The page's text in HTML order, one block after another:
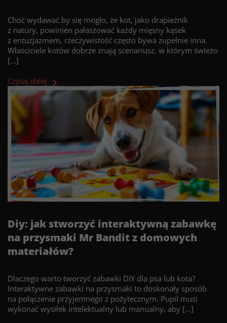
Choć wydawać by się mogło, że kot, jako drapieżnik
z natury, powinien pałaszować każdy mięsny kąsek
z entuzjazmem, rzeczywistość często bywa zupełnie inna.
Właściciele kotów dobrze znają scenariusz, w którym świeżo
[…]
Czytaj dalej
Diy: jak stworzyć interaktywną zabawkę
na przysmaki Mr Bandit z domowych
materiałów?
Dlaczego warto tworzyć zabawki DIY dla psa lub kota?
Interaktywne zabawki na przysmaki to doskonały sposób
na połączenie przyjemnego z pożytecznym. Pupil musi
wykonać wysiłek intelektualny lub manualny, aby […]